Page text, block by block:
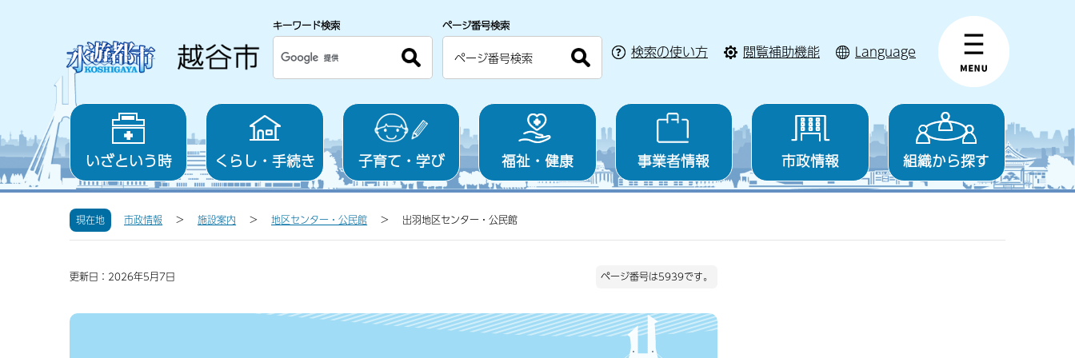
キーワード検索 ページ番号検索
検索の使い方 閲覧補助機能 Language
いざという時 くらし・手続き 子育て・学び 福祉・健康 事業者情報 市政情報 組織から探す
現在地 市政情報 施設案内 地区センター・公民館 出羽地区センター・公民館
更新日：2026年5月7日 ページ番号は5939です。